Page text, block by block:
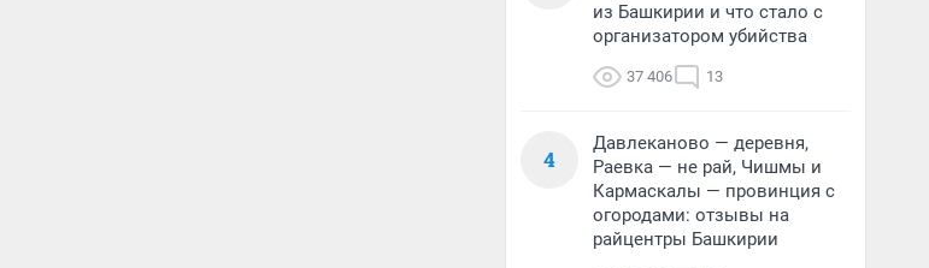
из Башкирии и что стало с
организатором убийства
37 406 13
4
Давлеканово — деревня,
Раевка — не рай, Чишмы и
Кармаскалы — провинция с
огородами: отзывы на
райцентры Башкирии